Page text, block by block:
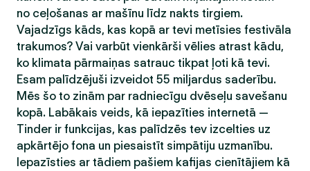
no ceļošanas ar mašīnu līdz nakts tirgiem.
Vajadzīgs kāds, kas kopā ar tevi metīsies festivāla
trakumos? Vai varbūt vienkārši vēlies atrast kādu,
ko klimata pārmaiņas satrauc tikpat ļoti kā tevi.
Esam palīdzējuši izveidot 55 miljardus saderību.
Mēs šo to zinām par radniecīgu dvēseļu savešanu
kopā. Labākais veids, kā iepazīties internetā —
Tinder ir funkcijas, kas palīdzēs tev izcelties uz
apkārtējo fona un piesaistīt simpātiju uzmanību.
Iepazīsties ar tādiem pašiem kafijas cienītājiem kā